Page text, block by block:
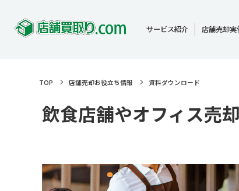
サービス紹介 店舗売却実
TOP 店舗売却お役立ち情報 資料ダウンロード
飲食店舗やオフィス売